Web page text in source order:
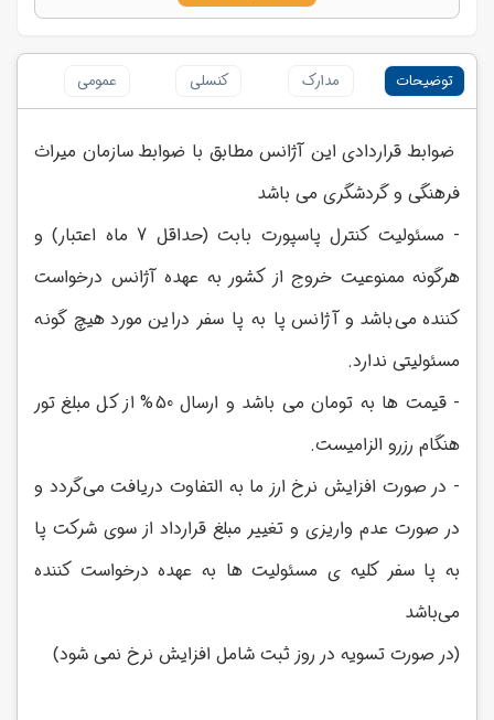
توضیحات مدارک کنسلی عمومی
ضوابط قراردادی این آژانس مطابق با ضوابط سازمان میراث
فرهنگی و گردشگری می باشد
- مسئولیت کنترل پاسپورت بابت (حداقل 7 ماه اعتبار) و
هرگونه ممنوعیت خروج از کشور به عهده آژانس درخواست
کننده می‌باشد و آژانس پا به پا سفر دراین مورد هیچ گونه
مسئولیتی ندارد.
- قیمت ها به تومان می باشد و ارسال 50% از کل مبلغ تور
هنگام رزرو الزامیست.
- در صورت افزایش نرخ ارز ما به التفاوت دریافت می‌گردد و
در صورت عدم واریزی و تغییر مبلغ قرارداد از سوی شرکت پا
به پا سفر کلیه ی مسئولیت ها به عهده درخواست کننده
می‌باشد
(در صورت تسویه در روز ثبت شامل افزایش نرخ نمی شود)